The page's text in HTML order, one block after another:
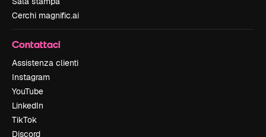
Cerchi magnific.ai
Contattaci
Assistenza clienti
Instagram
YouTube
LinkedIn
TikTok
Discord